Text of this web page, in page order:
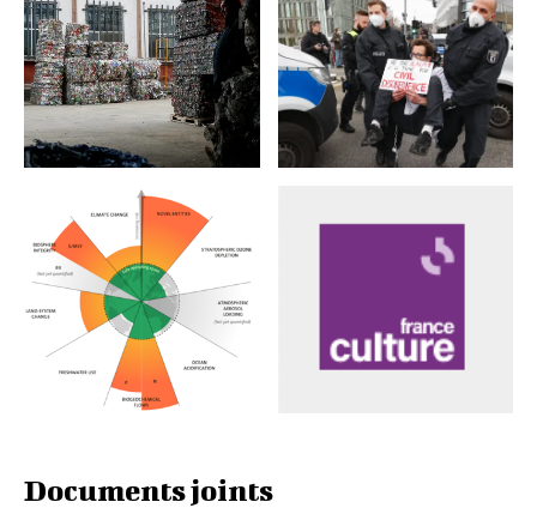
Documents joints